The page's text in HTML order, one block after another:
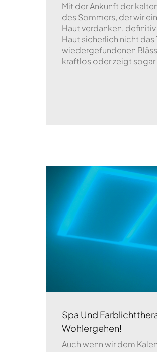
Mit der Ankunft der
des Sommers, der wir
Haut verdanken,
Haut sicherlich nicht
wiedergefundenen
kraftlos oder zeigt
Spa Und
Wohlergehen!
Auch wenn wir dem